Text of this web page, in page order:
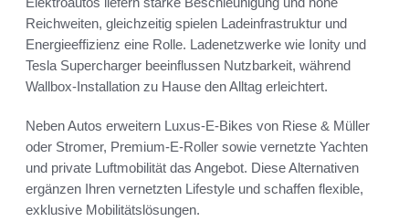
Reichweiten, gleichzeitig spielen Ladeinfrastruktur und
Energieeffizienz eine Rolle. Ladenetzwerke wie Ionity und
Tesla Supercharger beeinflussen Nutzbarkeit, während
Wallbox-Installation zu Hause den Alltag erleichtert.
Neben Autos erweitern Luxus-E-Bikes von Riese & Müller
oder Stromer, Premium-E-Roller sowie vernetzte Yachten
und private Luftmobilität das Angebot. Diese Alternativen
ergänzen Ihren vernetzten Lifestyle und schaffen flexible,
exklusive Mobilitätslösungen.